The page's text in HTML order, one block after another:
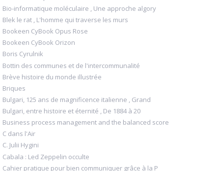
Bio-informatique moléculaire , Une approche algory
Blek le rat , L'homme qui traverse les murs
Bookeen CyBook Opus Rose
Bookeen CyBook Orizon
Boris Cyrulnik
Bottin des communes et de l'intercommunalité
Brève histoire du monde illustrée
Briques
Bulgari, 125 ans de magnificence italienne , Grand
Bulgari, entre histoire et éternité , De 1884 à 20
Business process management and the balanced score
C dans l'Air
C. Julii Hygini
Cabala : Led Zeppelin occulte
Cahier pratique pour bien communiquer grâce à la P